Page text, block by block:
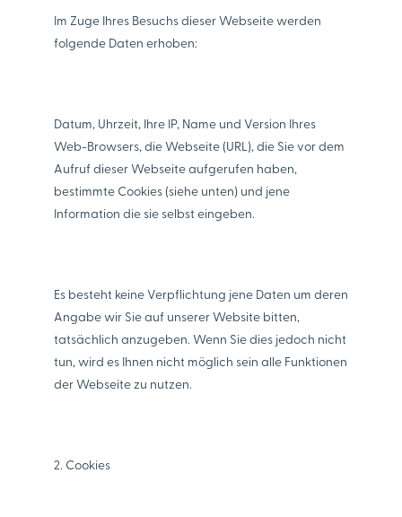
Im Zuge Ihres Besuchs dieser Webseite werden
folgende Daten erhoben:
Datum, Uhrzeit, Ihre IP, Name und Version Ihres
Web-Browsers, die Webseite (URL), die Sie vor dem
Aufruf dieser Webseite aufgerufen haben,
bestimmte Cookies (siehe unten) und jene
Information die sie selbst eingeben.
Es besteht keine Verpflichtung jene Daten um deren
Angabe wir Sie auf unserer Website bitten,
tatsächlich anzugeben. Wenn Sie dies jedoch nicht
tun, wird es Ihnen nicht möglich sein alle Funktionen
der Webseite zu nutzen.
2. Cookies